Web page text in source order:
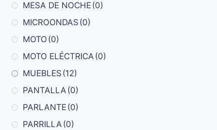
MESA DE NOCHE (0)
MICROONDAS (0)
MOTO (0)
MOTO ELÉCTRICA (0)
MUEBLES (12)
PANTALLA (0)
PARLANTE (0)
PARRILLA (0)